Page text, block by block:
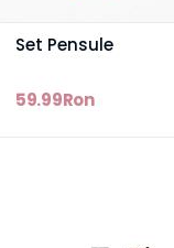
Set Pensule
59.99Ron